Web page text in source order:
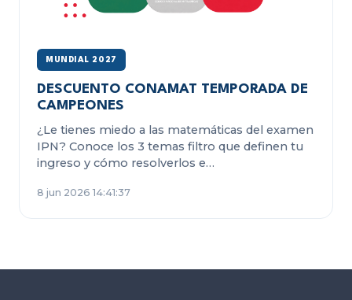
MUNDIAL 2027
DESCUENTO CONAMAT TEMPORADA DE
CAMPEONES
¿Le tienes miedo a las matemáticas del examen
IPN? Conoce los 3 temas filtro que definen tu
ingreso y cómo resolverlos e…
8 jun 2026 14:41:37